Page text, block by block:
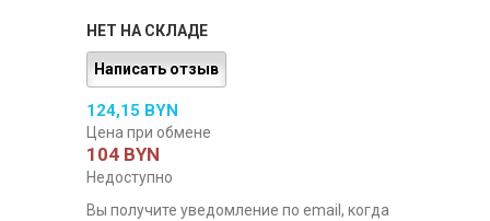
НЕТ НА СКЛАДЕ
Написать отзыв
124,15 BYN
Цена при обмене
104 BYN
Недоступно
Вы получите уведомление по email, когда